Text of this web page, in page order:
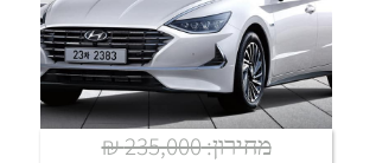
מחירון: 235,000 ₪